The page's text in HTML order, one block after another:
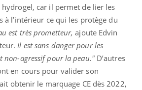
car il permet de lier les
à l’intérieur ce qui les protège du
est très prometteur, ajoute Edvin
Il est sans danger pour les
non-agressif pour la peau." D’autres
en cours pour valider son
obtenir le marquage CE dès 2022,